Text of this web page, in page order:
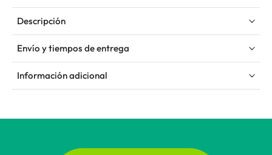
Descripción
Envío y tiempos de entrega
Información adicional